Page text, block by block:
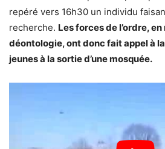
repéré vers 16h30 un individu
recherche. Les forces de l’ordre,
déontologie, ont donc fait appel à
jeunes à la sortie d’une mosquée.